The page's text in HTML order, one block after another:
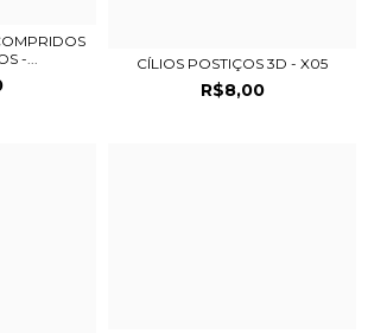
-...
CÍLIOS POSTIÇOS 3D - X05
R$8,00